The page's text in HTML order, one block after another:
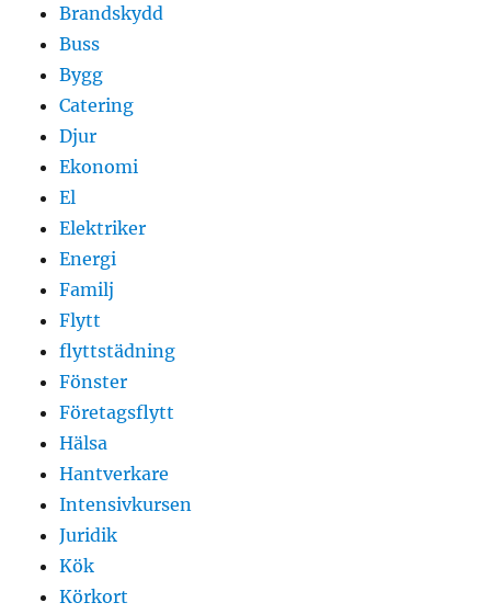
Brandskydd
Buss
Bygg
Catering
Djur
Ekonomi
El
Elektriker
Energi
Familj
Flytt
flyttstädning
Fönster
Företagsflytt
Hälsa
Hantverkare
Intensivkursen
Juridik
Kök
Körkort